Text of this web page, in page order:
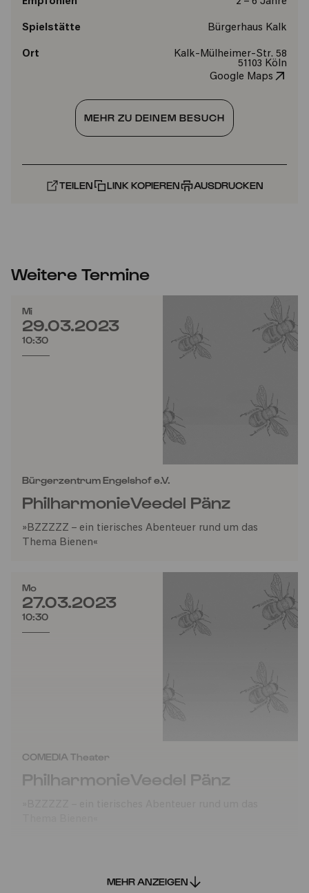
Spielstätte Bürgerhaus Kalk
Ort
Kalk-Mülheimer-Str. 58
51103 Köln
Google Maps
MEHR ZU DEINEM BESUCH
TEILEN LINK KOPIEREN AUSDRUCKEN
Weitere Termine
Mi
29.03.2023
10:30
Bürgerzentrum Engelshof e.V.
PhilharmonieVeedel Pänz
»BZZZZZ – ein tierisches Abenteuer rund um das
Thema Bienen«
Mo
27.03.2023
10:30
COMEDIA Theater
PhilharmonieVeedel Pänz
MEHR ANZEIGEN